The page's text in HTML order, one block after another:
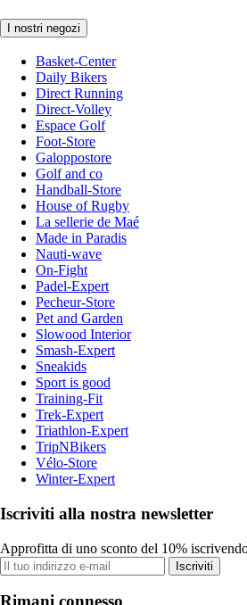
I nostri negozi
Basket-Center
Daily Bikers
Direct Running
Direct-Volley
Espace Golf
Foot-Store
Galoppostore
Golf and co
Handball-Store
House of Rugby
La sellerie de Maé
Made in Paradis
Nauti-wave
On-Fight
Padel-Expert
Pecheur-Store
Pet and Garden
Slowood Interior
Smash-Expert
Sneakids
Sport is good
Training-Fit
Trek-Expert
Triathlon-Expert
TripNBikers
Vélo-Store
Winter-Expert
Iscriviti alla nostra newsletter
Approfitta di uno sconto del 10%
Iscriviti